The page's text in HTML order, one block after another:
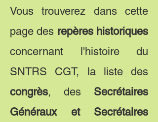
Vous trouverez dans cette
page des repères historiques
concernant l'histoire du
SNTRS CGT, la liste des
congrès, des Secrétaires
Généraux et Secrétaires